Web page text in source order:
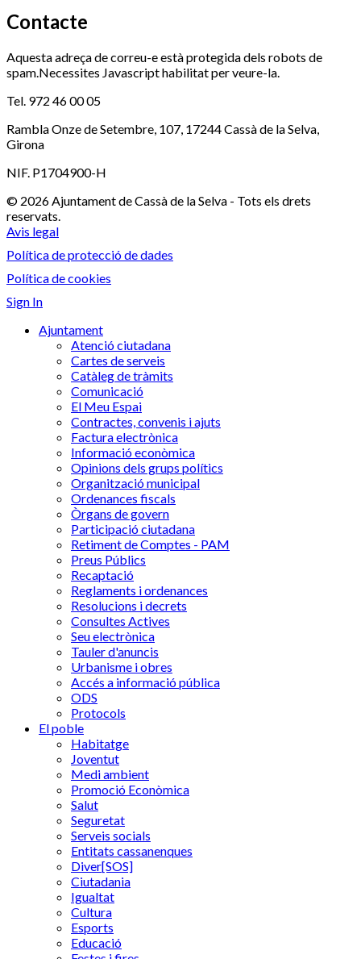
Contacte
Aquesta adreça de correu-e està protegida dels robots de
spam.Necessites Javascript habilitat per veure-la.
Tel. 972 46 00 05
Rambla Onze de Setembre, 107, 17244 Cassà de la Selva,
Girona
NIF. P1704900-H
© 2026 Ajuntament de Cassà de la Selva - Tots els drets
reservats.
Avis legal
Política de protecció de dades
Política de cookies
Sign In
Ajuntament
Atenció ciutadana
Cartes de serveis
Catàleg de tràmits
Comunicació
El Meu Espai
Contractes, convenis i ajuts
Factura electrònica
Informació econòmica
Opinions dels grups polítics
Organització municipal
Ordenances fiscals
Òrgans de govern
Participació ciutadana
Retiment de Comptes - PAM
Preus Públics
Recaptació
Reglaments i ordenances
Resolucions i decrets
Consultes Actives
Seu electrònica
Tauler d'anuncis
Urbanisme i obres
Accés a informació pública
ODS
Protocols
El poble
Habitatge
Joventut
Medi ambient
Promoció Econòmica
Salut
Seguretat
Serveis socials
Entitats cassanenques
Diver[SOS]
Ciutadania
Igualtat
Cultura
Esports
Educació